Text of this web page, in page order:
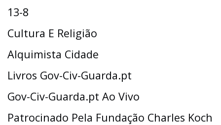
13-8
Cultura E Religião
Alquimista Cidade
Livros Gov-Civ-Guarda.pt
Gov-Civ-Guarda.pt Ao Vivo
Patrocinado Pela Fundação Charles Koch